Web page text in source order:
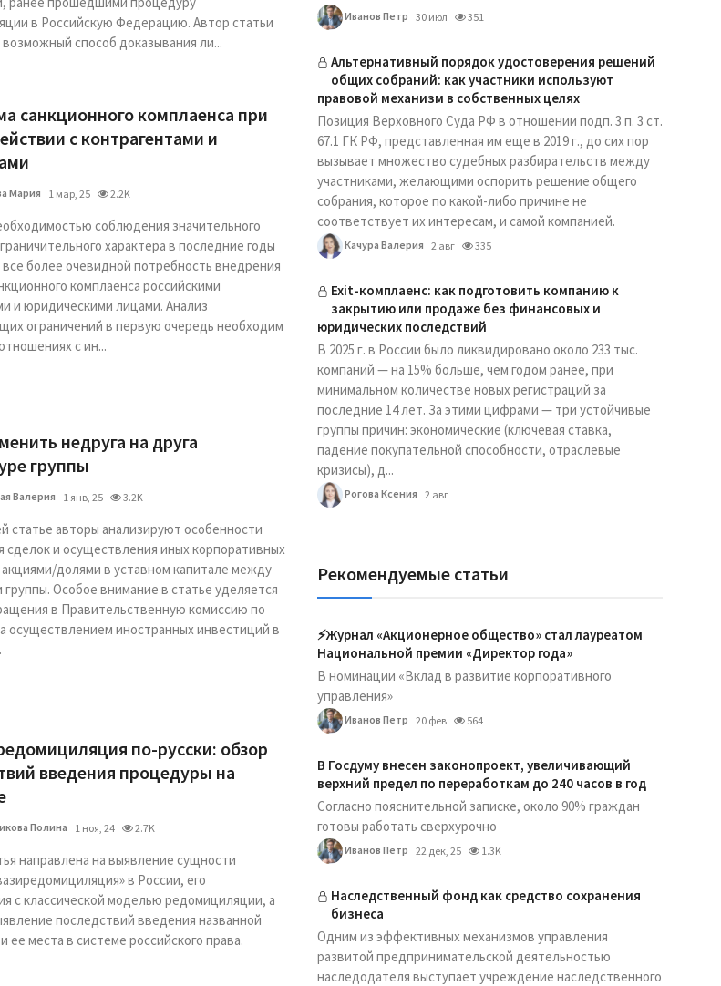
в Российскую Федерацию. Автор статьи
возможный способ доказывания ли...
санкционного комплаенса при
с контрагентами и
Мария 1 мар, 25 2.2K
соблюдения значительного
характера в последние годы
все более очевидной потребность внедрения
комплаенса российскими
и юридическими лицами. Анализ
ограничений в первую очередь необходим
с ин...
недруга на друга
группы
Валерия 1 янв, 25 3.2K
статье авторы анализируют особенности
сделок и осуществления иных корпоративных
долями в уставном капитале между
группы. Особое внимание в статье уделяется
в Правительственную комиссию по
осуществлением иностранных инвестиций в
по-русски: обзор
введения процедуры на
Полина 1 ноя, 24 2.7K
направлена на выявление сущности
в России, его
с классической моделью редомициляции, а
последствий введения названной
ее места в системе российского права.
Иванов Петр 30 июл 351
Альтернативный порядок удостоверения решений
общих собраний: как участники используют
правовой механизм в собственных целях
Позиция Верховного Суда РФ в отношении подп. 3 п. 3 ст.
67.1 ГК РФ, представленная им еще в 2019 г., до сих пор
вызывает множество судебных разбирательств между
участниками, желающими оспорить решение общего
собрания, которое по какой-либо причине не
соответствует их интересам, и самой компанией.
Качура Валерия 2 авг 335
Exit-комплаенс: как подготовить компанию к
закрытию или продаже без финансовых и
юридических последствий
В 2025 г. в России было ликвидировано около 233 тыс.
компаний — на 15% больше, чем годом ранее, при
минимальном количестве новых регистраций за
последние 14 лет. За этими цифрами — три устойчивые
группы причин: экономические (ключевая ставка,
падение покупательной способности, отраслевые
кризисы), д...
Рогова Ксения 2 авг
Рекомендуемые статьи
⚡️Журнал «Акционерное общество» стал лауреатом
Национальной премии «Директор года»
В номинации «Вклад в развитие корпоративного
управления»
Иванов Петр 20 фев 564
В Госдуму внесен законопроект, увеличивающий
верхний предел по переработкам до 240 часов в год
Согласно пояснительной записке, около 90% граждан
готовы работать сверхурочно
Иванов Петр 22 дек, 25 1.3K
Наследственный фонд как средство сохранения
бизнеса
Одним из эффективных механизмов управления
развитой предпринимательской деятельностью
наследодателя выступает учреждение наследственного